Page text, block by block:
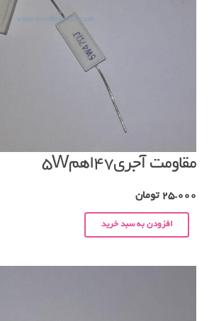
مقاومت آجری۴۷اهم۵W
25.000 تومان
افزودن به سبد خرید